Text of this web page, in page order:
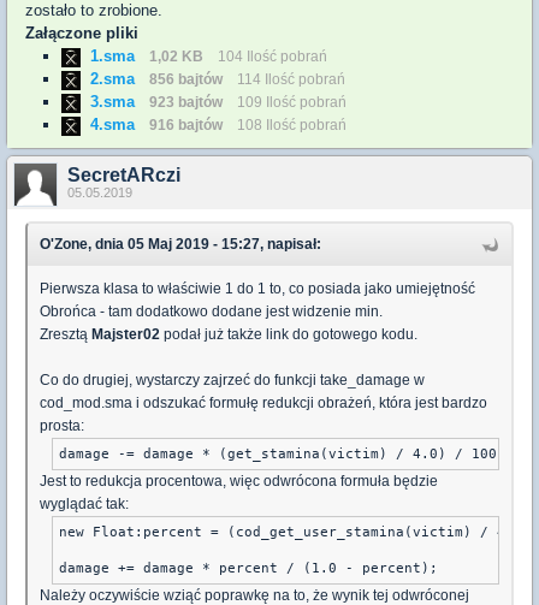
zostało to zrobione.
Załączone pliki
1.sma
1,02 KB 104 Ilość pobrań
2.sma 856 bajtów 114 Ilość pobrań
3.sma 923 bajtów 109 Ilość pobrań
4.sma 916 bajtów 108 Ilość pobrań
SecretARczi
05.05.2019
O'Zone, dnia 05 Maj 2019 - 15:27, napisał:
Pierwsza klasa to właściwie 1 do 1 to, co posiada jako umiejętność
Obrońca - tam dodatkowo dodane jest widzenie min.
Zresztą Majster02 podał już także link do gotowego kodu.
Co do drugiej, wystarczy zajrzeć do funkcji take_damage w
cod_mod.sma i odszukać formułę redukcji obrażeń, która jest bardzo
prosta:
Jest to redukcja procentowa, więc odwrócona formuła będzie
wyglądać tak:
new Float:percent = (cod_get_user_stamina(victim) /
Należy oczywiście wziąć poprawkę na to, że wynik tej odwróconej